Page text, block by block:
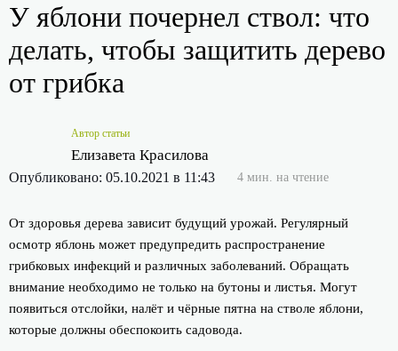
У яблони почернел ствол: что
делать, чтобы защитить дерево
от грибка
Автор статьи
Елизавета Красилова
Опубликовано: 05.10.2021 в 11:43 4 мин. на чтение
От здоровья дерева зависит будущий урожай. Регулярный
осмотр яблонь может предупредить распространение
грибковых инфекций и различных заболеваний. Обращать
внимание необходимо не только на бутоны и листья. Могут
появиться отслойки, налёт и чёрные пятна на стволе яблони,
которые должны обеспокоить садовода.